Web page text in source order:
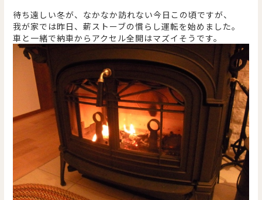
待ち遠しい冬が、なかなか訪れない今日この頃ですが、
我が家では昨日、薪ストーブの慣らし運転を始めました。
車と一緒で納車からアクセル全開はマズイそうです。